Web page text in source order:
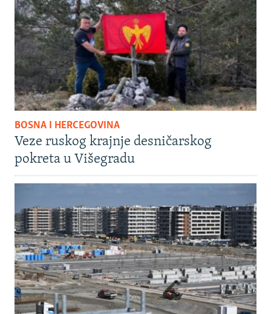
BOSNA I HERCEGOVINA
Veze ruskog krajnje desničarskog
pokreta u Višegradu